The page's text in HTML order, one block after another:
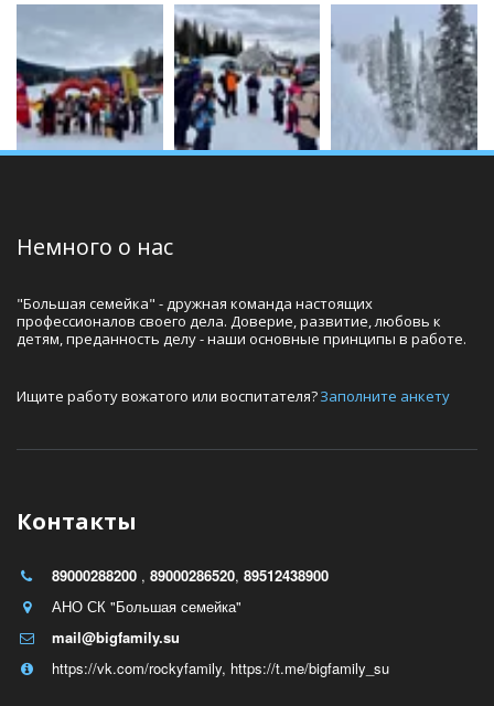
Немного о нас
"Большая семейка" - дружная команда настоящих
профессионалов своего дела. Доверие, развитие, любовь к
детям, преданность делу - наши основные принципы в работе.
Ищите работу вожатого или воспитателя? Заполните анкету
Контакты
89000288200 , 89000286520, 89512438900
АНО СК "Большая семейка"
mail@bigfamily.su
https://vk.com/rockyfamily, https://t.me/bigfamily_su